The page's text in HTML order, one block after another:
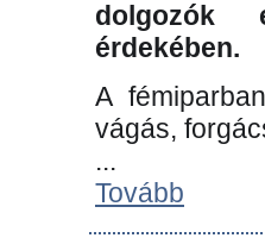
dolgozók
érdekében.
A
vágás,
...
Tovább